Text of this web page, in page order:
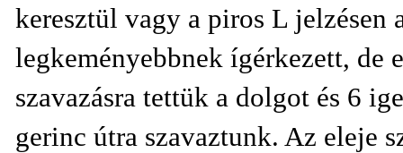
keresztül vagy a piros L jelzésen
legkeményebbnek ígérkezett, de
szavazásra tettük a dolgot és 6
gerinc útra szavaztunk. Az eleje